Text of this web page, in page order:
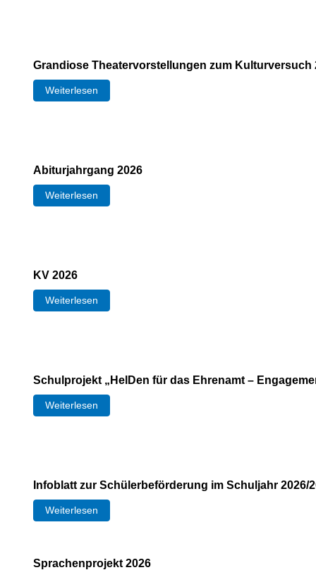
Grandiose Theatervorstellungen zum Kulturversuch
Weiterlesen
Abiturjahrgang 2026
Weiterlesen
KV 2026
Weiterlesen
Schulprojekt „HelDen für das Ehrenamt –
Weiterlesen
Infoblatt zur Schülerbeförderung im Schuljahr 2026/
Weiterlesen
Sprachenprojekt 2026